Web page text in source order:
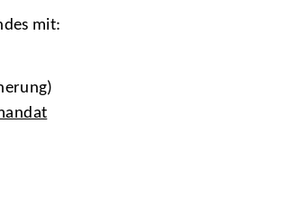
mit: